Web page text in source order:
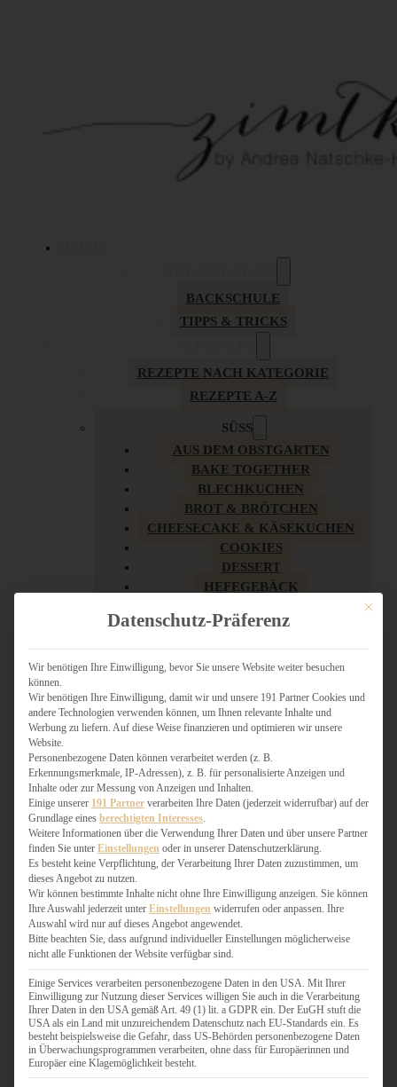
BACKSCHULE
TIPPS & TRICKS
REZEPTE NACH KATEGORIE
REZEPTE A-Z
SÜSS
AUS DEM OBSTGARTEN
BAKE TOGETHER
BLECHKUCHEN
BROT & BRÖTCHEN
CHEESECAKE & KÄSEKUCHEN
COOKIES
DESSERT
HEFEGEBÄCK
KUCHEN
LOW CARB & GESÜNDER
MY AMERICAN BAKERY
SCHOKOLADIGES
SÜSSES HAUPTGERICHT
TÖRTCHEN
VEGAN SÜSS
WEIHNACHTSBÄCKEREI
HERZHAFT
BURGER & SANDWICHES
FIX AUF DEM TISCH
FLEISCH & FISCH
GRILLEN / BARBECUE
HERZHAFTES BACKEN
ONE-POT-GERICHTE
PASTA & NUDELGERICHTE
PIZZA, TARTES & QUICHES
REIS & RISOTTO
SALATE & SNACKS
Mit
Datenschutz-Präferenz
Wir benötigen Ihre Einwilligung, bevor Sie unsere Website weiter besuchen
können.
Wir benötigen Ihre Einwilligung, damit wir und unsere 191 Partner Cookies und
andere Technologien verwenden können, um Ihnen relevante Inhalte und
Werbung zu liefern. Auf diese Weise finanzieren und optimieren wir unsere
Website.
Personenbezogene Daten können verarbeitet werden (z. B.
Erkennungsmerkmale, IP-Adressen), z. B. für personalisierte Anzeigen und
Inhalte oder zur Messung von Anzeigen und Inhalten.
Einige unserer 191 Partner verarbeiten Ihre Daten (jederzeit widerrufbar) auf der
Grundlage eines berechtigten Interesses
Weitere Informationen über die Verwendung Ihrer Daten und über unsere Partner
finden Sie unter Einstellungen oder in unserer Datenschutzerklärung.
Es besteht keine Verpflichtung, der Verarbeitung Ihrer Daten zuzustimmen, um
dieses Angebot zu nutzen.
Wir können bestimmte Inhalte nicht ohne Ihre Einwilligung anzeigen. Sie können
Ihre Auswahl jederzeit unter Einstellungen widerrufen oder anpassen. Ihre
Auswahl wird nur auf dieses Angebot angewendet.
Bitte beachten Sie, dass aufgrund individueller Einstellungen möglicherweise
nicht alle Funktionen der Website verfügbar sind.
Einige Services verarbeiten personenbezogene Daten in den USA. Mit Ihrer
Einwilligung zur Nutzung dieser Services willigen Sie auch in die Verarbeitung
Ihrer Daten in den USA gemäß Art. 49 (1) lit. a GDPR ein. Der EuGH stuft die
USA als ein Land mit unzureichendem Datenschutz nach EU-Standards ein. Es
besteht beispielsweise die Gefahr, dass US-Behörden personenbezogene Daten
in Überwachungsprogrammen verarbeiten, ohne dass für Europäerinnen und
Europäer eine Klagemöglichkeit besteht.